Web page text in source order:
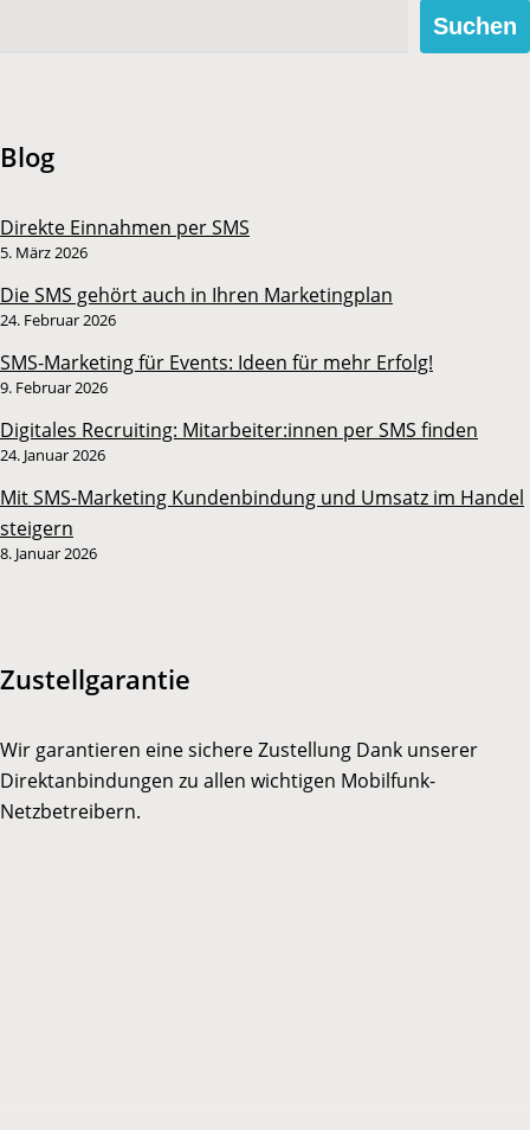
Suchen
Blog
Direkte Einnahmen per SMS
5. März 2026
Die SMS gehört auch in Ihren Marketingplan
24. Februar 2026
SMS-Marketing für Events: Ideen für mehr Erfolg!
9. Februar 2026
Digitales Recruiting: Mitarbeiter:innen per SMS finden
24. Januar 2026
Mit SMS-Marketing Kundenbindung und Umsatz im Handel
steigern
8. Januar 2026
Zustellgarantie
Wir garantieren eine sichere Zustellung Dank unserer
Direktanbindungen zu allen wichtigen Mobilfunk-
Netzbetreibern.